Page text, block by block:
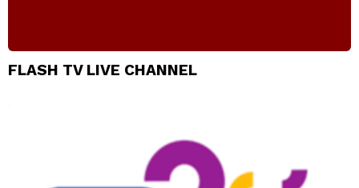
FLASH TV LIVE CHANNEL